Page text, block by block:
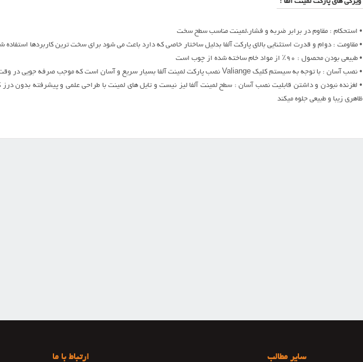
ویژگی های پارکت لمینت آلفا :
• استحکام : مقاوم در برابر ضربه و فشار،لمینت مناسب سطح سخت
• مقاومت : دوام و قدرت استثنایی بالای پارکت آلفا بدلیل ساختار خاصی ‌که دارد باعث می شود برای سخت ترین کاربردها استفاده
• طبیعی بودن محصول : 90٪ از مواد خام ساخته شده از چوب است
• نصب آسان : با توجه به سیستم کلیک Valiange نصب پارکت لمینت آلفا بسیار سریع و آسان است که موجب صرفه جویی در وقت و تلاش می شود.
• لغزنده نبودن و داشتن قابلیت نصب آسان : سطح لمینت آلفا لیز نیست و تایل های لمینت با طراحی علمی و پیشرفته بدون
ظاهری زیبا و طبیعی جلوه میکند
سایر مطالب ارتباط با ما